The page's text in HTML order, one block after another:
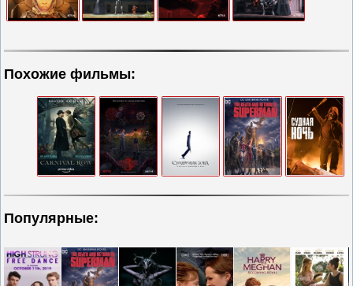
Похожие фильмы:
Популярные: